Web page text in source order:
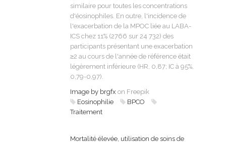
similaire pour toutes les concentrations
d'éosinophiles. En outre, l'incidence de
l'exacerbation de la MPOC liée au LABA-
ICS chez 11% (2766 sur 24 732) des
participants présentant une exacerbation
≥2 au cours de l'année de référence était
légèrement inférieure (HR, 0,87; IC à 95%,
0,79-0,97).
Image by brgfx on Freepik
Eosinophilie
BPCO
Traitement
Mortalité élevée, utilisation de soins de